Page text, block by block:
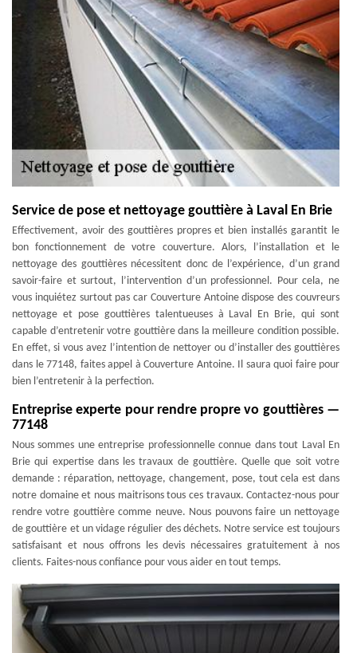
Service de pose et nettoyage gouttière à Laval En Brie
Effectivement, avoir des gouttières propres et bien installés garantit le
bon fonctionnement de votre couverture. Alors, l’installation et le
nettoyage des gouttières nécessitent donc de l’expérience, d’un grand
savoir-faire et surtout, l’intervention d’un professionnel. Pour cela, ne
vous inquiétez surtout pas car Couverture Antoine dispose des couvreurs
nettoyage et pose gouttières talentueuses à Laval En Brie, qui sont
capable d’entretenir votre gouttière dans la meilleure condition possible.
En effet, si vous avez l’intention de nettoyer ou d’installer des gouttières
dans le 77148, faites appel à Couverture Antoine. Il saura quoi faire pour
bien l’entretenir à la perfection.
Entreprise experte pour rendre propre vo gouttières —
77148
Nous sommes une entreprise professionnelle connue dans tout Laval En
Brie qui expertise dans les travaux de gouttière. Quelle que soit votre
demande : réparation, nettoyage, changement, pose, tout cela est dans
notre domaine et nous maitrisons tous ces travaux. Contactez-nous pour
rendre votre gouttière comme neuve. Nous pouvons faire un nettoyage
de gouttière et un vidage régulier des déchets. Notre service est toujours
satisfaisant et nous offrons les devis nécessaires gratuitement à nos
clients. Faites-nous confiance pour vous aider en tout temps.